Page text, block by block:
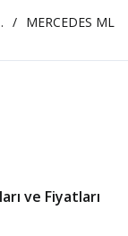
MERCEDES ML
ve Fiyatları